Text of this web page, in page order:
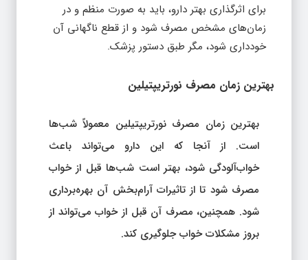
برای اثرگذاری بهتر دارو، باید به صورت منظم و در
زمان‌های مشخص مصرف شود و از قطع ناگهانی آن
خودداری شود، مگر طبق دستور پزشک.
بهترین زمان مصرف نورتریپتیلین
بهترین زمان مصرف نورتریپتیلین معمولاً شب‌ها
است. از آنجا که این دارو می‌تواند باعث
خواب‌آلودگی شود، بهتر است شب‌ها قبل از خواب
مصرف شود تا از تاثیرات آرام‌بخش آن بهره‌برداری
شود. همچنین، مصرف آن قبل از خواب می‌تواند از
بروز مشکلات خواب جلوگیری کند.